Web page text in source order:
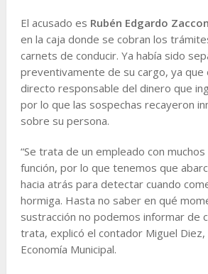
El acusado es Rubén Edgardo
en la caja donde se cobran los
carnets de conducir. Ya había sido
preventivamente de su cargo, ya que
directo responsable del dinero que
por lo que las sospechas recayeron
sobre su persona.
“Se trata de un empleado con
función, por lo que tenemos que
hacia atrás para detectar cuando
hormiga. Hasta no saber en qué
sustracción no podemos informar de
trata, explicó el contador Miguel
Economía Municipal.